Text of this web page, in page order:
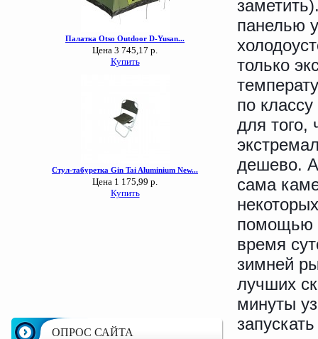
ОПРОС САЙТА
панелью
только
по
для того,
дешево. А
сама
помощью
время
зимней
лучших
минуты